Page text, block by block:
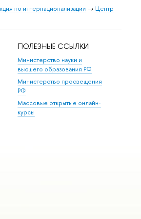
по интернационализации → Центр
ПОЛЕЗНЫЕ ССЫЛКИ
Министерство науки и
высшего образования РФ
Министерство просвещения
РФ
Массовые открытые онлайн-
курсы